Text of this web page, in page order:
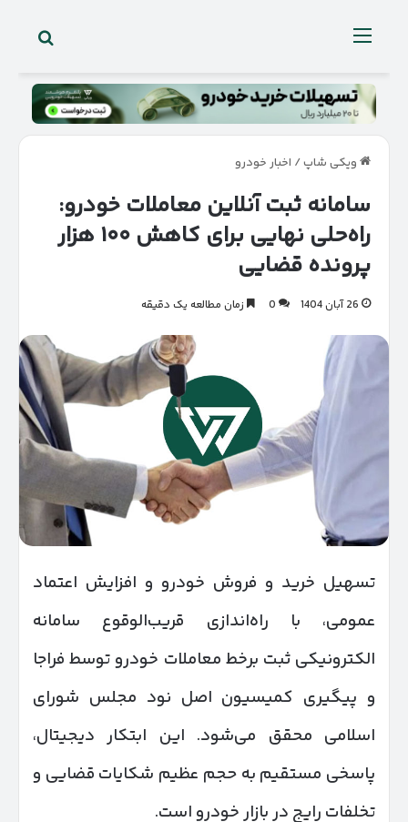
منو
ویکی شاپ/ اخبار خودرو
سامانه ثبت آنلاین معاملات خودرو:
راه‌حلی نهایی برای کاهش ۱۰۰ هزار
پرونده قضایی
26 آبان 1404 0 زمان مطالعه یک دقیقه
تسهیل خرید و فروش خودرو و افزایش اعتماد
عمومی، با راه‌اندازی قریب‌الوقوع سامانه
الکترونیکی ثبت برخط معاملات خودرو توسط فراجا
و پیگیری کمیسیون اصل نود مجلس شورای
اسلامی محقق می‌شود. این ابتکار دیجیتال،
پاسخی مستقیم به حجم عظیم شکایات قضایی و
تخلفات رایج در بازار خودرو است.